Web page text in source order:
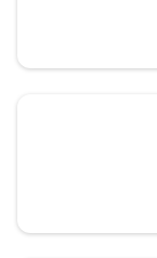
Untertal, St.
Thörl,
Eisenerz,
Bruck-